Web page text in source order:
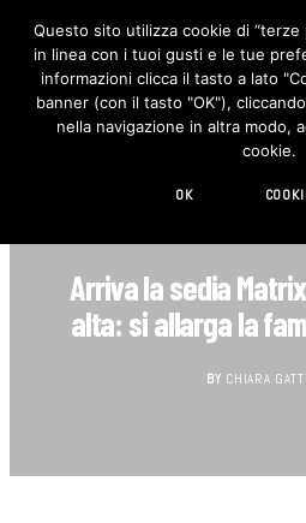
Arriva la sedia
alta: si allarga la
BY CHIARA
Questo sito utilizza cookie di
in linea con i tuoi gusti e le tue
informazioni clicca il tasto a lato
banner (con il tasto "OK"),
nella navigazione in altra modo,
cookie.
OK